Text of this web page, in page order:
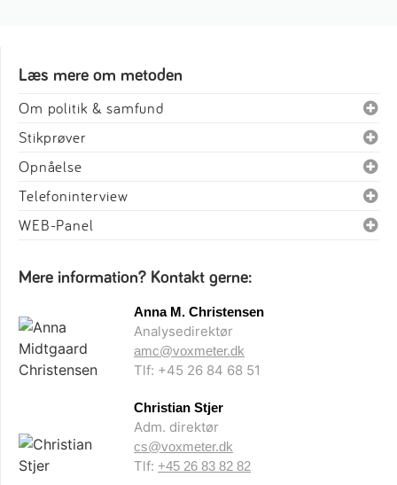
Læs mere om metoden
Om politik & samfund
Stikprøver
Opnåelse
Telefoninterview
WEB-Panel
Mere information? Kontakt gerne:
Anna M. Christensen
Analysedirektør
amc@voxmeter.dk
Tlf: +45 26 84 68 51
Christian Stjer
Adm. direktør
cs@voxmeter.dk
Tlf: +45 26 83 82 82